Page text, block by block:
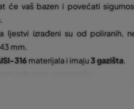
će vaš bazen i povećati
ljestvi izrađeni su od poliranih,
mm.
316 materijala i imaju3 gazišta.